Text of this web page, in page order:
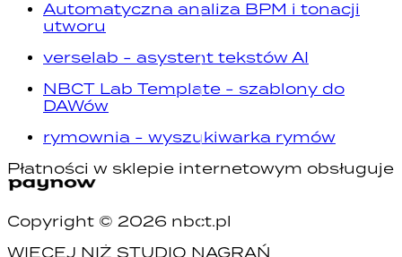
Automatyczna analiza BPM i tonacji
utworu
verselab - asystent tekstów AI
NBCT Lab Template - szablony do
DAWów
rymownia - wyszukiwarka rymów
Płatności w sklepie internetowym obsługuje
Copyright © 2026 nbct.pl
WIĘCEJ NIŻ STUDIO NAGRAŃ